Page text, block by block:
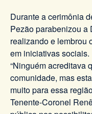
Durante a cerimônia
Pezão parabenizou a
realizando e lembrou
em iniciativas sociais.
“Ninguém acreditava
comunidade, mas
muito para essa
Tenente-Coronel